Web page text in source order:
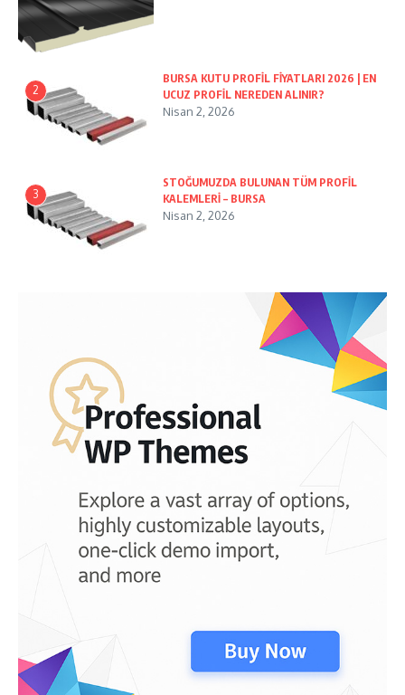
2
BURSA KUTU PROFİL FİYATLARI 2026 | EN
UCUZ PROFİL NEREDEN ALINIR?
Nisan 2, 2026
3
STOĞUMUZDA BULUNAN TÜM PROFİL
KALEMLERİ – BURSA
Nisan 2, 2026